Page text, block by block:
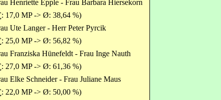
Henriette Epple - Frau Barbara Hiersekorn
17,0 MP -> Ø: 38,64 %)
Ute Langer - Herr Peter Pyrcik
25,0 MP -> Ø: 56,82 %)
Franziska Hünefeldt - Frau Inge Nauth
27,0 MP -> Ø: 61,36 %)
Elke Schneider - Frau Juliane Maus
22,0 MP -> Ø: 50,00 %)